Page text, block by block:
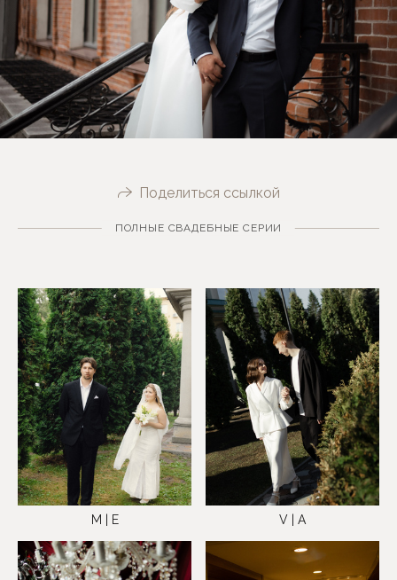
Поделиться ссылкой
ПОЛНЫЕ СВАДЕБНЫЕ СЕРИИ
M | E V | A